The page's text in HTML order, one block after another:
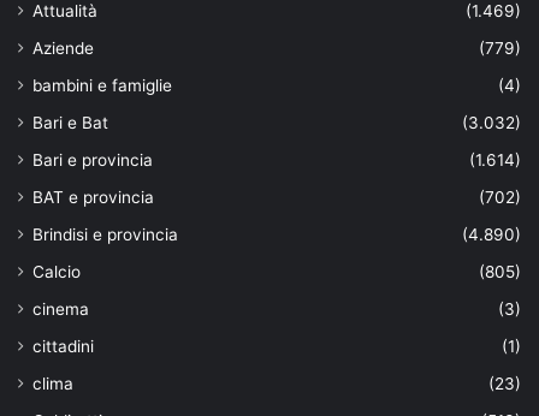
Attualità
(1.469)
Aziende
(779)
bambini e famiglie
(4)
Bari e Bat
(3.032)
Bari e provincia
(1.614)
BAT e provincia
(702)
Brindisi e provincia
(4.890)
Calcio
(805)
cinema
(3)
cittadini
(1)
clima
(23)